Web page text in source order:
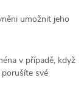
umožnit jeho
v případě, když
své